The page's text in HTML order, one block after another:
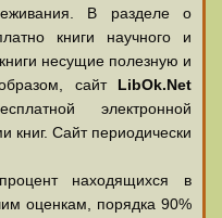
В разделе о
книги научного и
несущие полезную и
сайт LibOk.Net
электронной
книг. Сайт периодически
находящихся в
оценкам, порядка 90%